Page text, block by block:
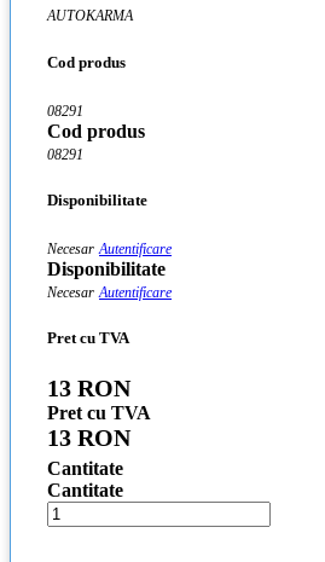
AUTOKARMA
Cod produs
08291
Cod produs
08291
Disponibilitate
Necesar Autentificare
Disponibilitate
Necesar Autentificare
Pret cu TVA
13 RON
Pret cu TVA
13 RON
Cantitate
Cantitate